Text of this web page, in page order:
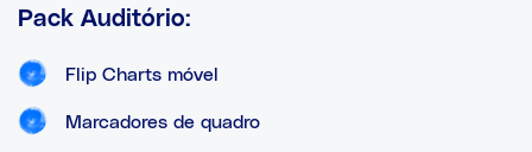
Pack Auditório:
Flip Charts móvel
Marcadores de quadro